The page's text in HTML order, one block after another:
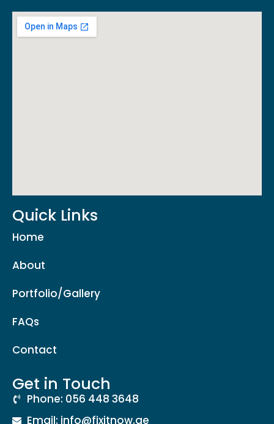
Quick Links
Home
About
Portfolio/Gallery
FAQs
Contact
Get in Touch
Phone: 056 448 3648
Email: info@fixitnow.ae